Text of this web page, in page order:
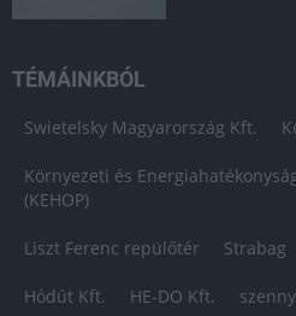
TÉMÁINKBÓL
Swietelsky Magyarország Kft.
Környezeti és
(KEHOP)
Liszt Ferenc repülőtér Strabag
Hódút Kft. HE-DO Kft.